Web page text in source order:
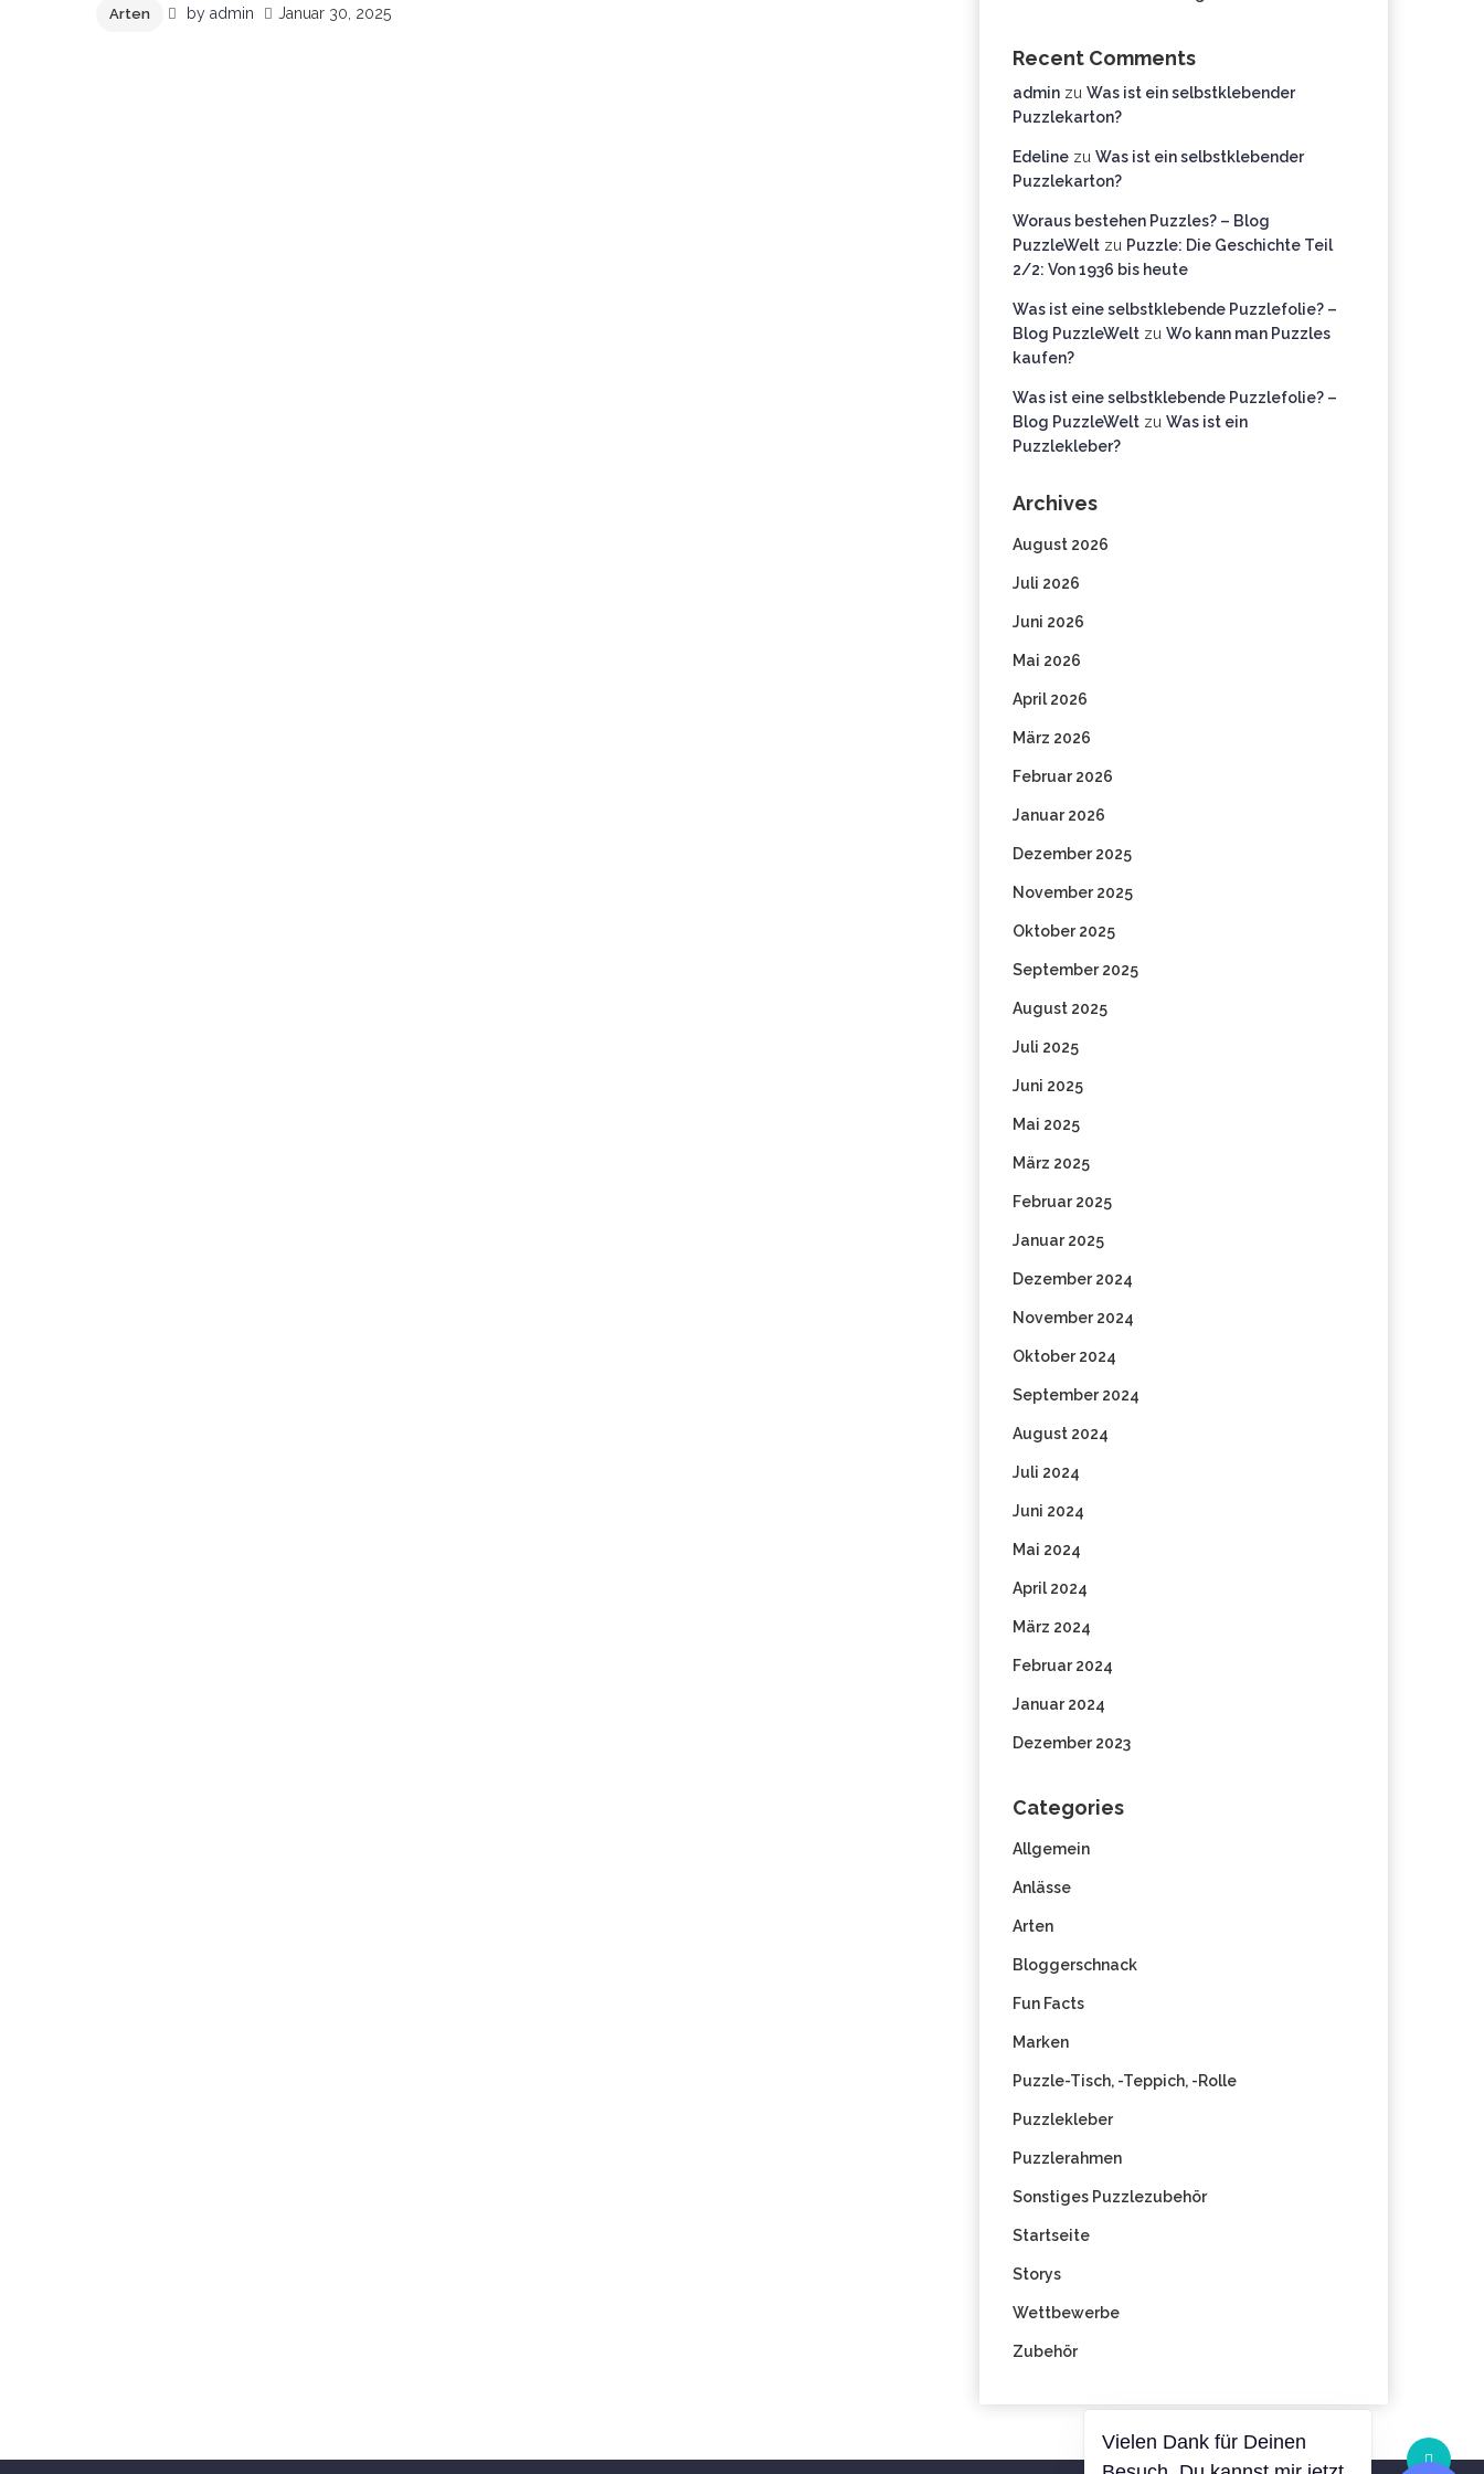
Arten by admin Januar 30, 2025
Recent Comments
admin zu Was ist ein selbstklebender
Puzzlekarton?
Edeline zu Was ist ein selbstklebender
Puzzlekarton?
Woraus bestehen Puzzles? – Blog
PuzzleWelt zu Puzzle: Die Geschichte Teil
2/2: Von 1936 bis heute
Was ist eine selbstklebende Puzzlefolie? –
Blog PuzzleWelt zu Wo kann man Puzzles
kaufen?
Was ist eine selbstklebende Puzzlefolie? –
Blog PuzzleWelt zu Was ist ein
Puzzlekleber?
Archives
August 2026
Juli 2026
Juni 2026
Mai 2026
April 2026
März 2026
Februar 2026
Januar 2026
Dezember 2025
November 2025
Oktober 2025
September 2025
August 2025
Juli 2025
Juni 2025
Mai 2025
März 2025
Februar 2025
Januar 2025
Dezember 2024
November 2024
Oktober 2024
September 2024
August 2024
Juli 2024
Juni 2024
Mai 2024
April 2024
März 2024
Februar 2024
Januar 2024
Dezember 2023
Categories
Allgemein
Anlässe
Arten
Bloggerschnack
Fun Facts
Marken
Puzzle-Tisch, -Teppich, -Rolle
Puzzlekleber
Puzzlerahmen
Sonstiges Puzzlezubehör
Startseite
Storys
Wettbewerbe
Zubehör